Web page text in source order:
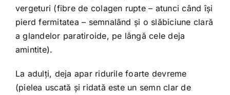
vergeturi (fibre de colagen rupte – atunci când își
pierd fermitatea – semnalând și o slăbiciune clară
a glandelor paratiroide, pe lângă cele deja
amintite).
La adulți, deja apar ridurile foarte devreme
(pielea uscată și ridată este un semn clar de